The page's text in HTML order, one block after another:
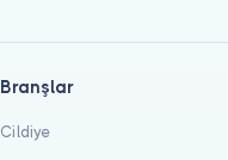
Branşlar
Cildiye